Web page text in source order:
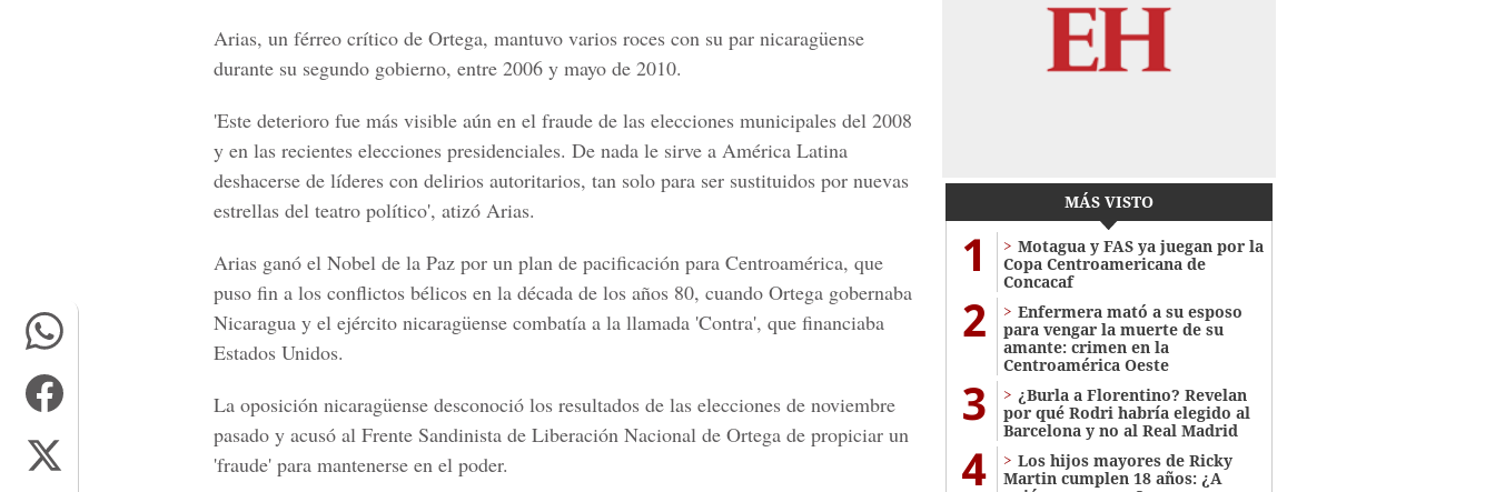
Arias, un férreo crítico de Ortega, mantuvo varios roces con su par nicaragüense
durante su segundo gobierno, entre 2006 y mayo de 2010.
'Este deterioro fue más visible aún en el fraude de las elecciones municipales del 2008
y en las recientes elecciones presidenciales. De nada le sirve a América Latina
deshacerse de líderes con delirios autoritarios, tan solo para ser sustituidos por nuevas
estrellas del teatro político', atizó Arias.
Arias ganó el Nobel de la Paz por un plan de pacificación para Centroamérica, que
puso fin a los conflictos bélicos en la década de los años 80, cuando Ortega gobernaba
Nicaragua y el ejército nicaragüense combatía a la llamada 'Contra', que financiaba
Estados Unidos.
La oposición nicaragüense desconoció los resultados de las elecciones de noviembre
pasado y acusó al Frente Sandinista de Liberación Nacional de Ortega de propiciar un
'fraude' para mantenerse en el poder.
MÁS VISTO
1
Motagua y FAS ya juegan por la
Copa Centroamericana de
Concacaf
2
Enfermera mató a su esposo
para vengar la muerte de su
amante: crimen en la
Centroamérica Oeste
3
¿Burla a Florentino? Revelan
por qué Rodri habría elegido al
Barcelona y no al Real Madrid
4
Los hijos mayores de Ricky
Martin cumplen 18 años: ¿A